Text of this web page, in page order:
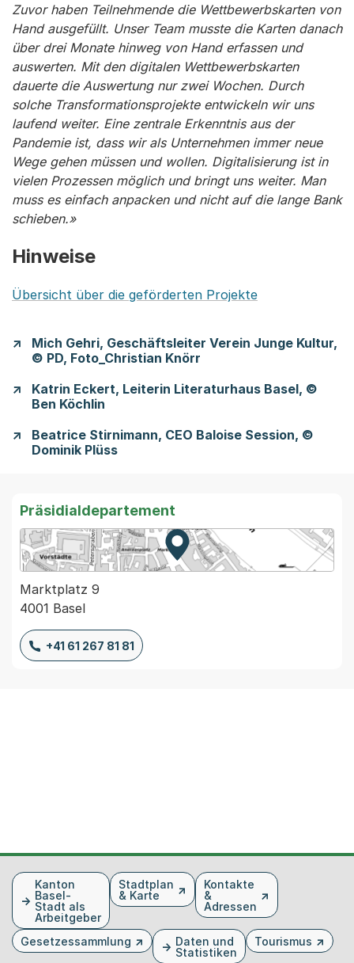
Zuvor haben Teilnehmende die Wettbewerbskarten von
Hand ausgefüllt. Unser Team musste die Karten danach
über drei Monate hinweg von Hand erfassen und
auswerten. Mit den digitalen Wettbewerbskarten
dauerte die Auswertung nur zwei Wochen. Durch
solche Transformationsprojekte entwickeln wir uns
laufend weiter. Eine zentrale Erkenntnis aus der
Pandemie ist, dass wir als Unternehmen immer neue
Wege gehen müssen und wollen. Digitalisierung ist in
vielen Prozessen möglich und bringt uns weiter. Man
muss es einfach anpacken und nicht auf die lange Bank
schieben.»
Hinweise
Übersicht über die geförderten Projekte
Mich Gehri, Geschäftsleiter Verein Junge Kultur,
© PD, Foto_Christian Knörr
Katrin Eckert, Leiterin Literaturhaus Basel, ©
Ben Köchlin
Beatrice Stirnimann, CEO Baloise Session, ©
Dominik Plüss
Präsidialdepartement
Zur Karte von MapBS.
Externer Link, wird in einem
Marktplatz 9
4001 Basel
+41 61 267 81 81
FusszeileKanton
Basel-
Stadt als
Arbeitgeber
Stadtplan
& Karte
Kontakte
&
Adressen
Gesetzessammlung
Daten und
Statistiken
Tourismus